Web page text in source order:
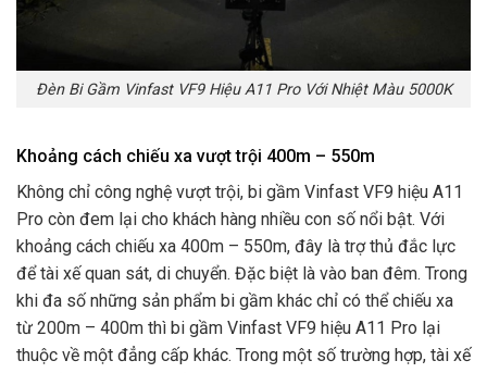
Đèn Bi Gầm Vinfast VF9 Hiệu A11 Pro Với Nhiệt Màu 5000K
Khoảng cách chiếu xa vượt trội 400m – 550m
Không chỉ công nghệ vượt trội, bi gầm Vinfast VF9 hiệu A11
Pro còn đem lại cho khách hàng nhiều con số nổi bật. Với
khoảng cách chiếu xa 400m – 550m, đây là trợ thủ đắc lực
để tài xế quan sát, di chuyển. Đặc biệt là vào ban đêm. Trong
khi đa số những sản phẩm bi gầm khác chỉ có thể chiếu xa
từ 200m – 400m thì bi gầm Vinfast VF9 hiệu A11 Pro lại
thuộc về một đẳng cấp khác. Trong một số trường hợp, tài xế